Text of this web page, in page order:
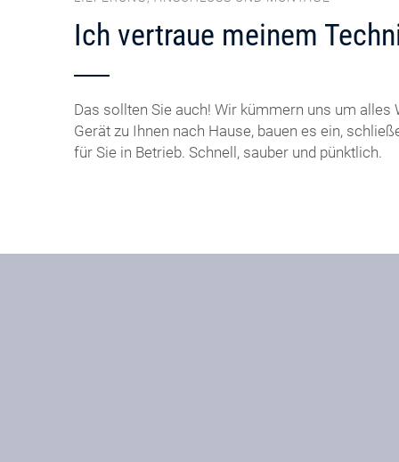
Ich vertraue meinem
Das sollten Sie auch! Wir kümmern uns um alles
Gerät zu Ihnen nach Hause, bauen es ein,
für Sie in Betrieb. Schnell, sauber und pünktlich.